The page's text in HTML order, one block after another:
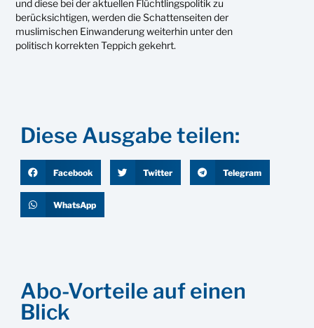
und diese bei der aktuellen Flüchtlingspolitik zu
berücksichtigen, werden die Schattenseiten der
muslimischen Einwanderung weiterhin unter den
politisch korrekten Teppich gekehrt.
Diese Ausgabe teilen:
Facebook Twitter Telegram
WhatsApp
Abo-Vorteile auf einen
Blick